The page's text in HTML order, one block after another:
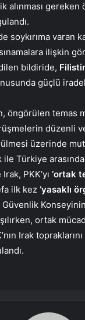
alınması
soykırıma varan
ilişkin
bildiride,
güçlü
öngörülen temas
düzenli
üzerinde
ile Türkiye
PKK’yı ‘ortak
ilk kez ‘yasaklı
Güvenlik
ortak
Irak